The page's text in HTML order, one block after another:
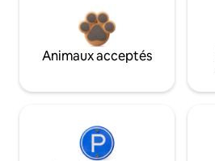
Animaux acceptés